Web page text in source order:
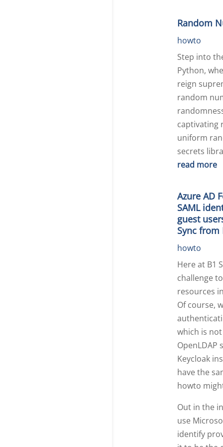
Random
howto
Step into
Python,
reign
random
captivating
uniform
secrets
read more
Azure AD
SAML
guest
Sync from
howto
Here at B1
challenge
resources
Of course,
which is
OpenLDAP
Keycloak
have the
howto
Out in the
use
identify